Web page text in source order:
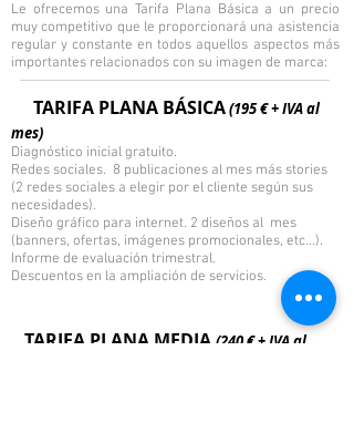
Le ofrecemos una Tarifa Plana Básica a un precio
muy competitivo que le proporcionará una asistencia
regular y constante en todos aquellos aspectos más
importantes relacionados con su imagen de marca:
TARIFA PLANA BÁSICA(195 € + IVA al
mes)
Diagnóstico inicial gratuito.
Redes sociales. 8 publicaciones al mes más stories
(2 redes sociales a elegir por el cliente según sus
necesidades).
Diseño gráfico para internet. 2 diseños al mes
(banners, ofertas, imágenes promocionales, etc...).
Informe de evaluación trimestral.
Descuentos en la ampliación de servicios.
TARIFA PLANA MEDIA (240 € + IVA al